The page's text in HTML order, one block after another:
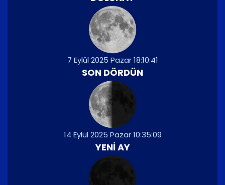
7 Eylül 2025 Pazar 18:10:41
SON DÖRDÜN
14 Eylül 2025 Pazar 10:35:09
YENI AY